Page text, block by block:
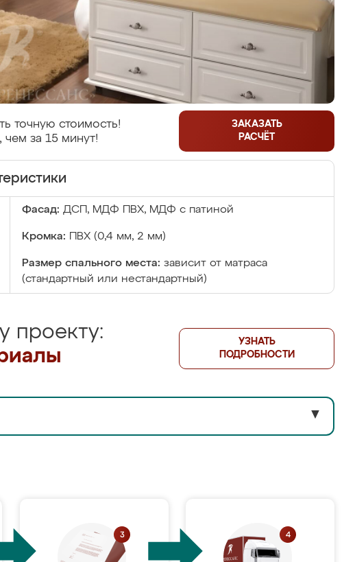
точную стоимость!
за 15 минут!
ЗАКАЗАТЬ
РАСЧЁТ
Фасад: ДСП, МДФ ПВХ, МДФ с патиной
Кромка: ПВХ (0,4 мм, 2 мм)
Размер спального места: зависит от матраса
(стандартный или нестандартный)
проекту:
УЗНАТЬ
ПОДРОБНОСТИ
▼